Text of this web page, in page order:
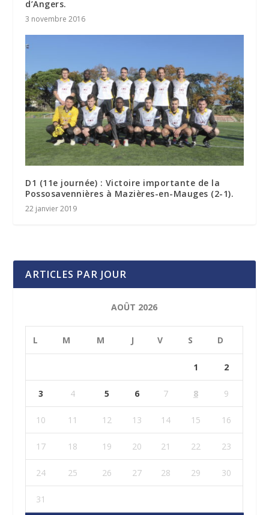
d’Angers.
3 novembre 2016
D1 (11e journée) : Victoire importante de la
Possosavennières à Mazières-en-Mauges (2-1).
22 janvier 2019
ARTICLES PAR JOUR
AOÛT 2026
L M M J V S D
1 2
3 4 5 6 7 8 9
10 11 12 13 14 15 16
17 18 19 20 21 22 23
24 25 26 27 28 29 30
31